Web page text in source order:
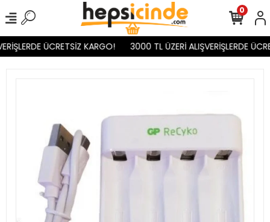
ÜCRETSİZ KARGO! 3000 TL ÜZERİ ALIŞVERİŞLERDE
0